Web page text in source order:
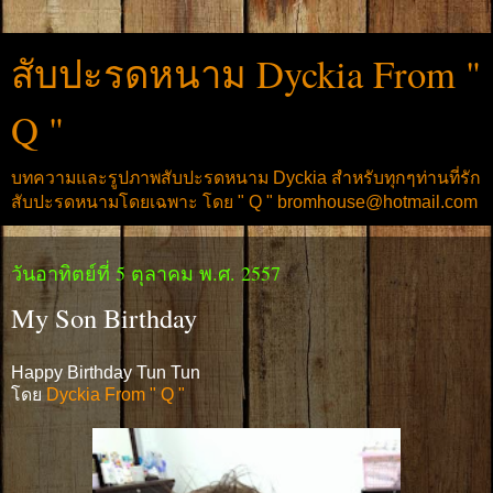
สับปะรดหนาม Dyckia From "
Q "
บทความและรูปภาพสับปะรดหนาม Dyckia สำหรับทุกๆท่านที่รัก
สับปะรดหนามโดยเฉพาะ โดย " Q " bromhouse@hotmail.com
วันอาทิตย์ที่ 5 ตุลาคม พ.ศ. 2557
My Son Birthday
Happy Birthday Tun Tun
โดย Dyckia From " Q "